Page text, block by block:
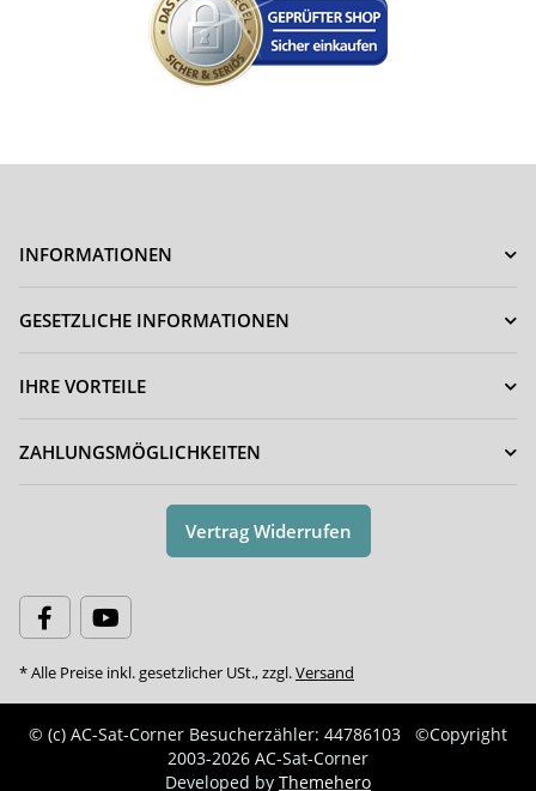
INFORMATIONEN
GESETZLICHE INFORMATIONEN
IHRE VORTEILE
ZAHLUNGSMÖGLICHKEITEN
Vertrag Widerrufen
* Alle Preise inkl. gesetzlicher USt., zzgl.Versand
© (c) AC-Sat-Corner Besucherzähler: 44786103
©Copyright
2003-2026 AC-Sat-Corner
Developed by Themehero